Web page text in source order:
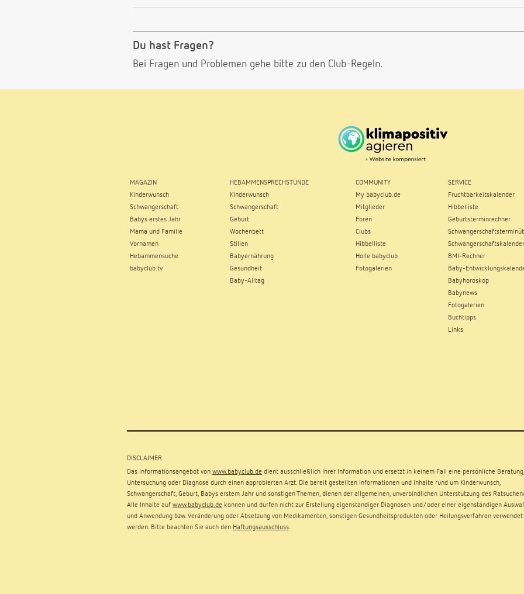
Du hast Fragen?
Bei Fragen und Problemen gehe bitte zu den Club-Regeln.
MAGAZIN
Kinderwunsch
Schwangerschaft
Babys erstes Jahr
Mama und Familie
Vornamen
Hebammensuche
babyclub.tv
HEBAMMENSPRECHSTUNDE
Kinderwunsch
Schwangerschaft
Geburt
Wochenbett
Stillen
Babyernährung
Gesundheit
Baby-Alltag
COMMUNITY
My babyclub.de
Mitglieder
Foren
Clubs
Hibbelliste
Holle babyclub
Fotogalerien
SERVICE
Fruchtbarkeitskalender
Hibbelliste
Geburtsterminrechner
Schwangerschaftskalender
BMI-Rechner
Baby-
Babyhoroskop
Babynews
Fotogalerien
Buchtipps
Links
DISCLAIMER
Das Informationsangebot von www.babyclub.de dient ausschließlich Ihrer Information und ersetzt in keinem Fall eine persönliche Beratung,
Untersuchung oder Diagnose durch einen approbierten Arzt. Die bereit gestellten Informationen und Inhalte rund um Kinderwunsch,
Schwangerschaft, Geburt, Babys erstem Jahr und sonstigen Themen, dienen der allgemeinen, unverbindlichen Unterstützung des
Alle Inhalte auf www.babyclub.de können und dürfen nicht zur Erstellung eigenständiger Diagnosen und/oder einer eigenständigen
und Anwendung bzw. Veränderung oder Absetzung von Medikamenten, sonstigen Gesundheitsprodukten oder Heilungsverfahren verwendet
werden. Bitte beachten Sie auch den Haftungsausschluss.